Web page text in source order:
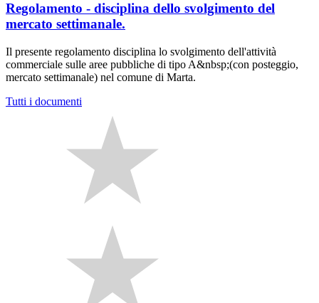
Regolamento - disciplina dello svolgimento del
mercato settimanale.
Il presente regolamento disciplina lo svolgimento dell'attività
commerciale sulle aree pubbliche di tipo A&nbsp;(con posteggio,
mercato settimanale) nel comune di Marta.
Tutti i documenti